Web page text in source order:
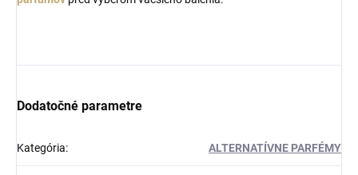
Dodatočné parametre
Kategória: ALTERNATÍVNE PARFÉMY